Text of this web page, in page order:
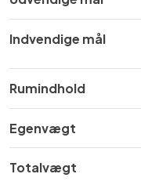
Indvendige mål​
Rumindhold
Egenvægt
Totalvægt​